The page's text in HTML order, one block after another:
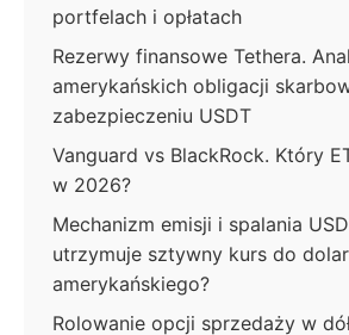
portfelach i opłatach
Rezerwy finansowe Tethera.
amerykańskich obligacji
zabezpieczeniu USDT
Vanguard vs BlackRock. Który
w 2026?
Mechanizm emisji i spalania
utrzymuje sztywny kurs do
amerykańskiego?
Rolowanie opcji sprzedaży w